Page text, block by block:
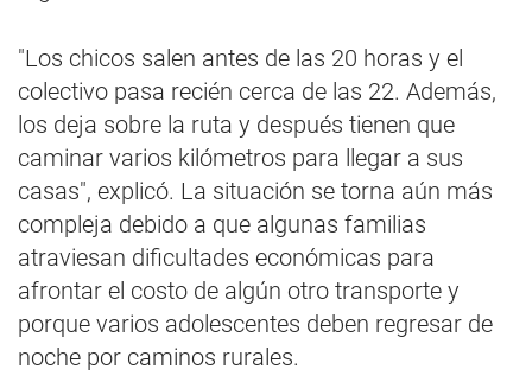
"Los chicos salen antes de las 20 horas y el
colectivo pasa recién cerca de las 22. Además,
los deja sobre la ruta y después tienen que
caminar varios kilómetros para llegar a sus
casas", explicó. La situación se torna aún más
compleja debido a que algunas familias
atraviesan dificultades económicas para
afrontar el costo de algún otro transporte y
porque varios adolescentes deben regresar de
noche por caminos rurales.